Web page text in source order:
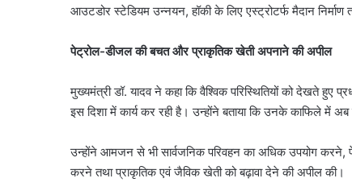
आउटडोर स्टेडियम उन्नयन, हॉकी के लिए एस्ट्रोटर्फ मैदान निर्माण
पेट्रोल-डीजल की बचत और प्राकृतिक खेती अपनाने की अपील
मुख्यमंत्री डॉ. यादव ने कहा कि वैश्विक परिस्थितियों को देखते हुए
इस दिशा में कार्य कर रही है। उन्होंने बताया कि उनके काफिले में
उन्होंने आमजन से भी सार्वजनिक परिवहन का अधिक उपयोग
करने तथा प्राकृतिक एवं जैविक खेती को बढ़ावा देने की अपील की।